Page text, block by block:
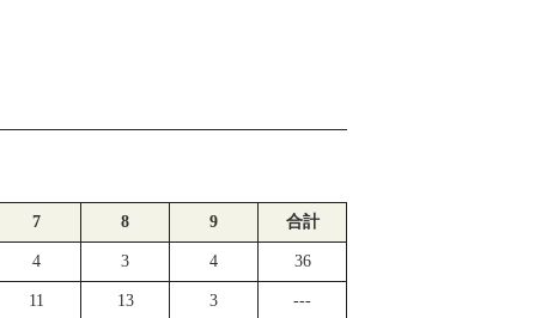
7 8 9 合計
4 3 4 36
11 13 3 ---